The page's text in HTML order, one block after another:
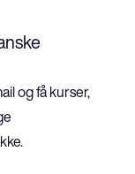
og få kurser,